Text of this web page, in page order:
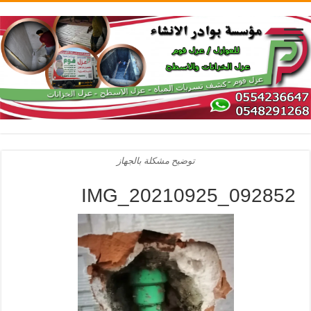
توضيح مشكلة بالجهاز
IMG_20210925_092852